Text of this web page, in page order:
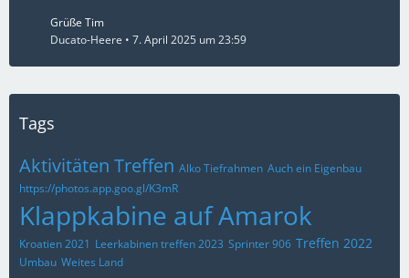
Grüße Tim
Ducato-Heere
7. April 2025 um 23:59
Tags
Aktivitäten Treffen Alko Tiefrahmen Auch ein Eigenbau
https://photos.app.goo.gl/K3mR
Klappkabine auf Amarok
Kroatien 2021 Leerkabinen treffen 2023 Sprinter 906 Treffen 2022
Umbau Weites Land